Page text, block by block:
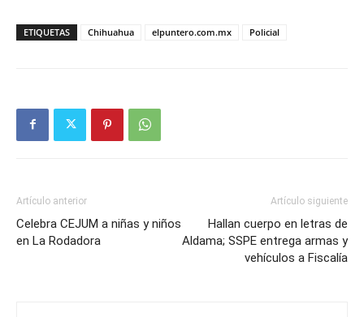
ETIQUETAS Chihuahua elpuntero.com.mx Policial
Artículo anterior
Celebra CEJUM a niñas y niños
en La Rodadora
Artículo siguiente
Hallan cuerpo en letras de
Aldama; SSPE entrega armas y
vehículos a Fiscalía